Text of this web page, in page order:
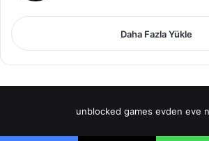
Daha Fazla Yükle
unblocked games evden eve